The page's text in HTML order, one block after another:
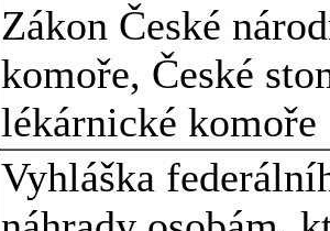
Zákon České
komoře, České
lékárnické komoře
Vyhláška